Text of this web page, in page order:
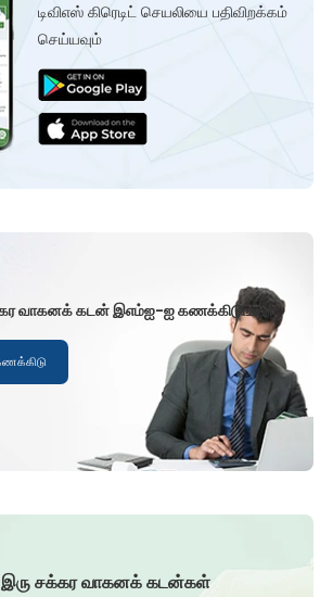
டிவிஎஸ் கிரெடிட் செயலியை பதிவிறக்கம்
செய்யவும்
வாகனக் கடன் இஎம்ஐ-ஐ கணக்கிடுங்கள்
இரு சக்கர வாகனக் கடன்கள்